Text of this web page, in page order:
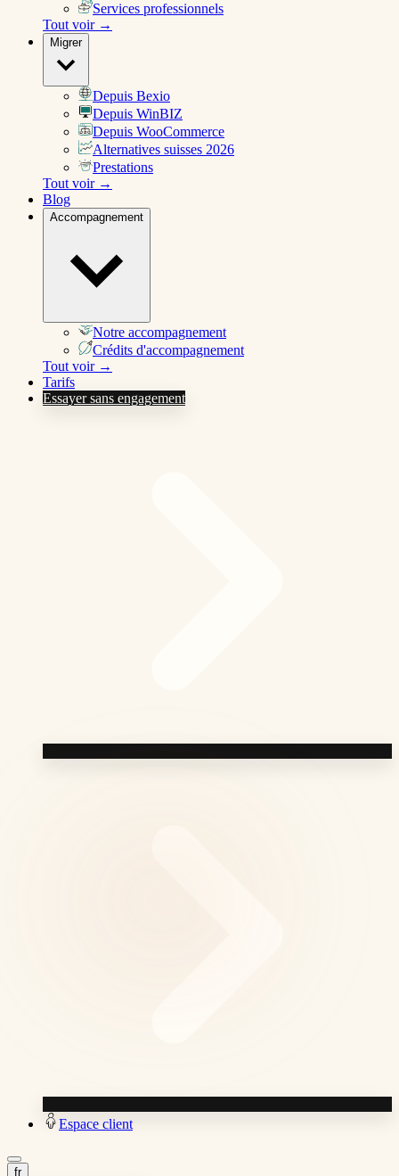
Services professionnels
Tout voir →
Migrer
Depuis Bexio
Depuis WinBIZ
Depuis WooCommerce
Alternatives suisses 2026
Prestations
Tout voir →
Blog
Accompagnement
Notre accompagnement
Crédits d'accompagnement
Tout voir →
Tarifs
Essayer sans engagement
Espace client
fr